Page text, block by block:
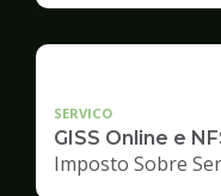
SERVICO
GISS Online e
Imposto Sobre